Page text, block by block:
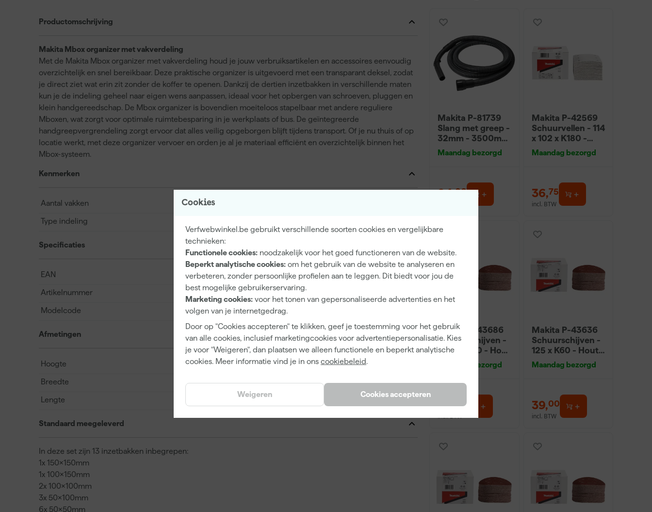
Cookies
Verfwebwinkel.be gebruikt verschillende soorten cookies en vergelijkbare
technieken:
Functionele cookies: noodzakelijk voor het goed functioneren van de website.
Beperkt analytische cookies: om het gebruik van de website te analyseren en
verbeteren, zonder persoonlijke profielen aan te leggen. Dit biedt voor jou de
best mogelijke gebruikerservaring.
Marketing cookies: voor het tonen van gepersonaliseerde advertenties en het
volgen van je internetgedrag.
Door op "Cookies accepteren" te klikken, geef je toestemming voor het gebruik
van alle cookies, inclusief marketingcookies voor advertentiepersonalisatie. Kies
je voor "Weigeren", dan plaatsen we alleen functionele en beperkt analytische
cookies. Meer informatie vind je in ons cookiebeleid.
Cookies accepteren
Weigeren
Productomschrijving
Makita Mbox organizer met vakverdeling
Met de Makita Mbox organizer met vakverdeling houd je jouw verbruiksartikelen en accessoires eenvoudig
overzichtelijk en snel bereikbaar. Deze praktische organizer is uitgevoerd met een transparant deksel, zodat
je direct ziet wat erin zit zonder de koffer te openen. Dankzij de dertien inzetbakken in verschillende maten
kun je de indeling geheel naar eigen wens aanpassen, ideaal voor het opbergen van schroeven, pluggen en
klein handgereedschap. De Mbox organizer is bovendien moeiteloos stapelbaar met andere reguliere
Mboxen, wat zorgt voor optimale ruimtebesparing in je werkplaats of bus. De geïntegreerde
handgreepvergrendeling zorgt ervoor dat alles veilig opgeborgen blijft tijdens transport. Of je nu thuis of op
locatie werkt, met deze organizer vervoer en orden je al je materiaal efficiënt en overzichtelijk binnen het
Mbox-systeem.
Kenmerken
Aantal vakken
Type indeling
Specificaties
EAN 0088381589987
Artikelnummer
Modelcode
Afmetingen
Hoogte
Breedte 295 mm
Lengte 395 mm
Standaard meegeleverd
In deze set zijn 13 inzetbakken inbegrepen:
1x 150x150mm
1x 100x150mm
2x 100x100mm
3x 50x100mm
6x 50x50mm
Makita P-81739
Slang met greep -
32mm - 3500mm
voor VC2512L /
VC3011L
Maandag bezorgd
94,00
Makita P-42569
Schuurvellen - 114
x 102 x K180 -
Hout (50st)
Maandag bezorgd
36,75
incl. BTW
Makita P-43686
Schuurschijven -
125 x K240 - Hout
Maandag bezorgd
39, 00
incl. BTW
Makita P-43636
Schuurschijven -
125 x K60 - Hout
(50st)
Maandag bezorgd
39,00
incl. BTW